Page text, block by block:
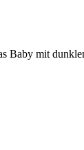
Baby mit